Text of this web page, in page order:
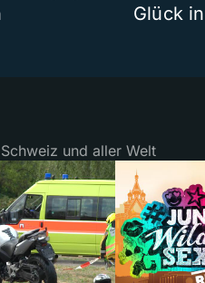
Glück
und aller Welt